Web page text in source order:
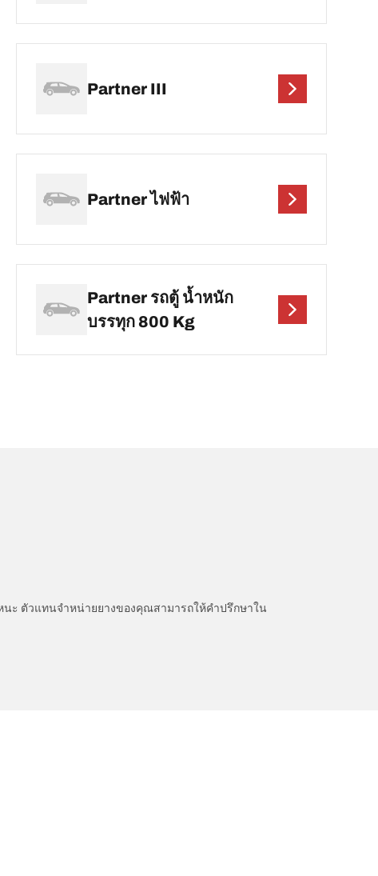
Partner III
Partner ไฟฟ้า
Partner รถตู้ น้ำหนัก
บรรทุก 800 Kg
ะ ตัวแทนจำหน่ายยางของคุณสามารถให้คำปรึกษาใน